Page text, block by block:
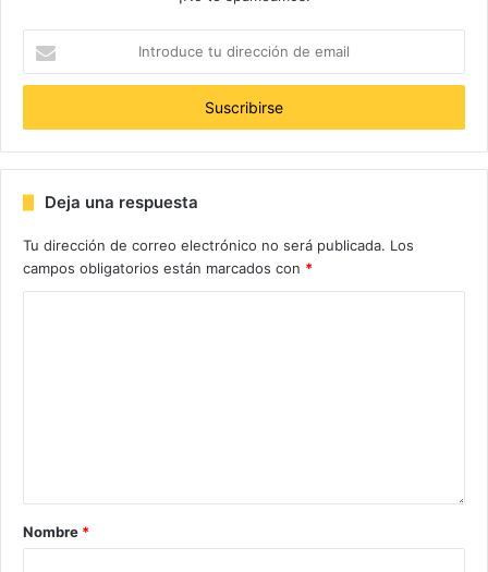
dirección
email
Deja una respuesta
Tu dirección de correo electrónico no será publicada. Los
campos obligatorios están marcados con *
Nombre *